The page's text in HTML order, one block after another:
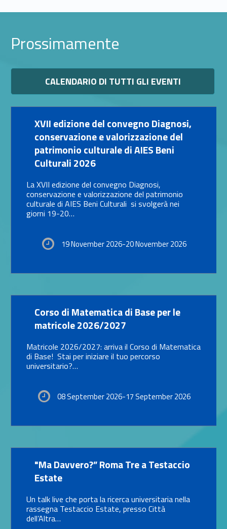
Prossimamente
Link identifier #identifier__46570-15
CALENDARIO DI TUTTI GLI EVENTI
XVII edizione del convegno Diagnosi,
conservazione e valorizzazione del
patrimonio culturale di AIES Beni
Culturali 2026
La XVII edizione del convegno Diagnosi,
conservazione e valorizzazione del patrimonio
culturale di AIES Beni Culturali si svolgerà nei
giorni 19-20…
19 November 2026-20 November 2026
Corso di Matematica di Base per le
matricole 2026/2027
Matricole 2026/2027: arriva il Corso di Matematica
di Base! Stai per iniziare il tuo percorso
universitario?…
08 September 2026-17 September 2026
"Ma Davvero?” Roma Tre a Testaccio
Estate
Un talk live che porta la ricerca universitaria nella
rassegna Testaccio Estate, presso Città
dell’Altra…